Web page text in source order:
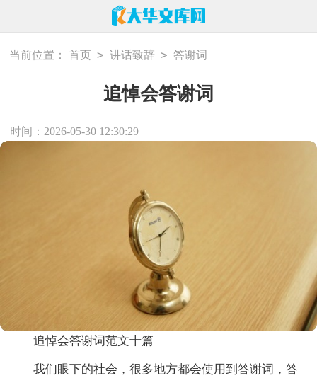
当前位置： 首页 > 讲话致辞 > 答谢词
追悼会答谢词
时间：2026-05-30 12:30:29
追悼会答谢词范文十篇
我们眼下的社会，很多地方都会使用到答谢词，答